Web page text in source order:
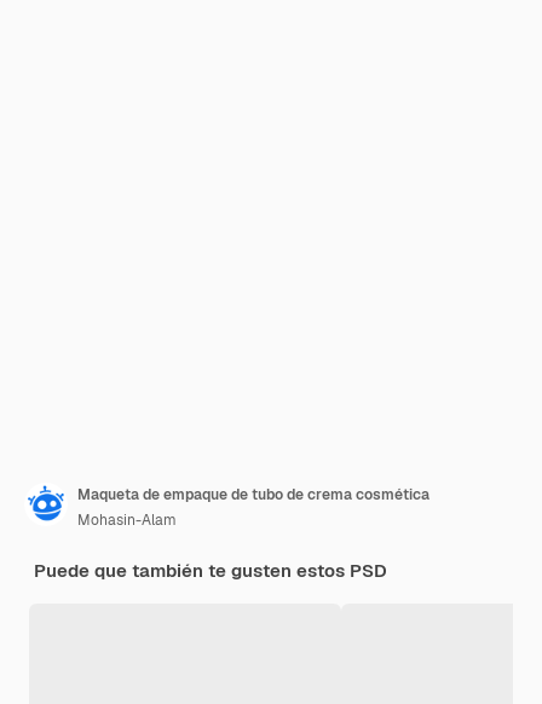
Maqueta de empaque de tubo de crema cosmética
Mohasin-Alam
Puede que también te gusten estos PSD